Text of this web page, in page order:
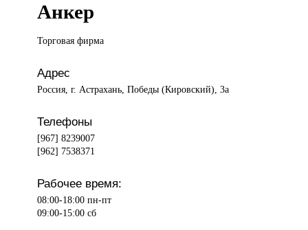
Анкер
Торговая фирма
Адрес
Россия, г. Астрахань, Победы (Кировский), 3а
Телефоны
[967] 8239007
[962] 7538371
Рабочее время:
08:00-18:00 пн-пт
09:00-15:00 сб